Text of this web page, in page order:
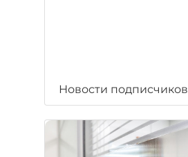
Новости подписчиков